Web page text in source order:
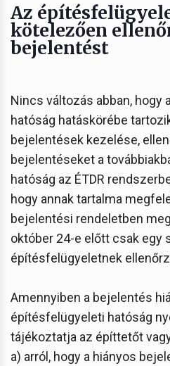
Az
kötelezően
bejelentést
Nincs változás abban, hogy
hatóság hatáskörébe
bejelentések kezelése,
bejelentéseket a
hatóság az ÉTDR
hogy annak tartalma
bejelentési rendeletben
október 24-e előtt csak egy
építésfelügyeletnek
Amennyiben a bejelentés
építésfelügyeleti hatóság
tájékoztatja az építtetőt
a) arról, hogy a hiányos